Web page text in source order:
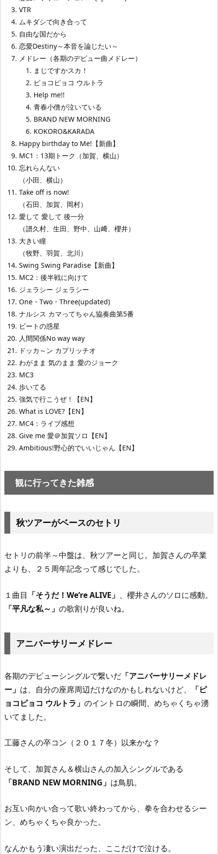
VTR
ムキダシで向き合って
自由な国だから
恋愛Destiny～本音を論じたい～
メドレー（各期のデビュー曲メドレー）
まじですかスカ！
ピョコピョコ ウルトラ
Help me!!
青春小僧が泣いている
BRAND NEW MORNING
KOKORO&KARADA
Happy birthday to Me!【新曲】
MC1：13期トーク（加賀、横山）
忘れらんない
（小田、横山）
Take off is now!
（石田、加賀、岡村）
愛して 愛して 後一分
（譜久村、生田、野中、山﨑、櫻井）
大きい瞳
（牧野、羽賀、北川）
Swing Swing Paradise【新曲】
MC2：後半戦に向けて
ジェラシー ジェラシー
One・Two・Three(updated)
ナルシス カマってちゃん協奏曲第5番
ビートの惑星
人間関係No way way
ドッカ～ン カプリッチオ
わがまま 気のまま 愛のジョーク
MC3
歩いてる
強気で行こうぜ！【EN】
What is LOVE?【EN】
MC4：ライブ感想
Give me 愛＠加賀ソロ【EN】
Ambitious!野心的でいいじゃん【EN】
観に行ってきた雑感
秋ツアーがベースのセトリ
セトリの前半～中盤は、秋ツアーと同じ。加賀さんの卒業
よりも、２５周年記念って感じでした。
１曲目 「そうだ！We’re ALIVE」 、櫻井さんのソロに感動。
「平凡な私～」 の歌割りが良いね。
アニバーサリーメドレー
各期のデビューシングルで繋いだ 「アニバーサリーメドレ
ー」 は、自分の座席周辺だけなのかもしれないけど、
「ピ
ョコピョコ ウルトラ」 のイントロの瞬間、めちゃくちゃ湧
いてました。
工藤さんの卒コン（２０１７冬）以来かな？
そして、加賀さん＆横山さんの加入シングルである
「BRAND NEW MORNING」 は鳥肌。
お互い向かい合って歌い終わってから、拳を合わせるシー
ン、めちゃくちゃ良かった。
なんかもう凄い演出だった、ここだけで泣ける。